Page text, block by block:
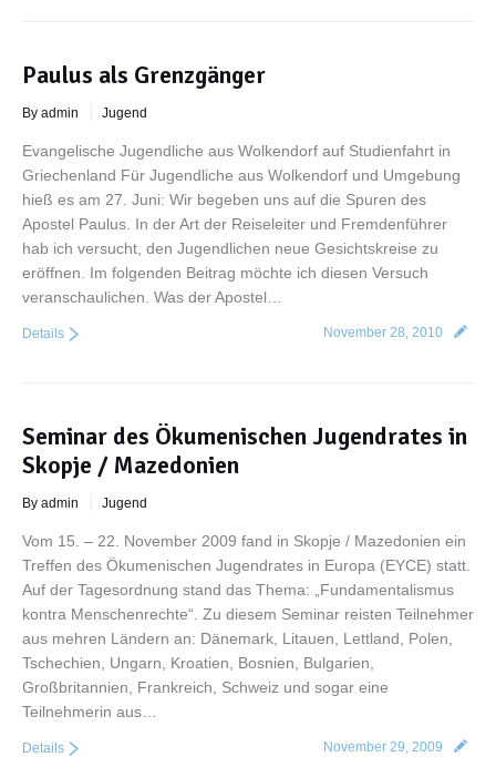
Paulus als Grenzgänger
By admin Jugend
Evangelische Jugendliche aus Wolkendorf auf Studienfahrt in
Griechenland Für Jugendliche aus Wolkendorf und Umgebung
hieß es am 27. Juni: Wir begeben uns auf die Spuren des
Apostel Paulus. In der Art der Reiseleiter und Fremdenführer
hab ich versucht, den Jugendlichen neue Gesichtskreise zu
eröffnen. Im folgenden Beitrag möchte ich diesen Versuch
veranschaulichen. Was der Apostel…
November 28, 2010
Details
Seminar des Ökumenischen Jugendrates in
Skopje / Mazedonien
By admin Jugend
Vom 15. – 22. November 2009 fand in Skopje / Mazedonien ein
Treffen des Ökumenischen Jugendrates in Europa (EYCE) statt.
Auf der Tagesordnung stand das Thema: „Fundamentalismus
kontra Menschenrechte“. Zu diesem Seminar reisten Teilnehmer
aus mehren Ländern an: Dänemark, Litauen, Lettland, Polen,
Tschechien, Ungarn, Kroatien, Bosnien, Bulgarien,
Großbritannien, Frankreich, Schweiz und sogar eine
Teilnehmerin aus…
November 29, 2009
Details